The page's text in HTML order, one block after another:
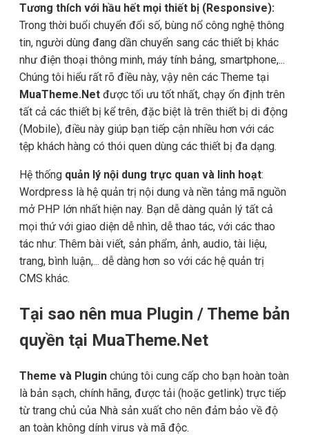
Tương thích với hầu hết mọi thiết bị (Responsive):
Trong thời buổi chuyển đổi số, bùng nổ công nghệ thông
tin, người dùng đang dần chuyển sang các thiết bị khác
như điện thoại thông minh, máy tính bảng, smartphone,...
Chúng tôi hiểu rất rõ điều này, vậy nên các Theme tại
MuaTheme.Net được tối ưu tốt nhất, chạy ổn định trên
tất cả các thiết bị kể trên, đặc biệt là trên thiết bị di động
(Mobile), điều này giúp bạn tiếp cận nhiều hơn với các
tệp khách hàng có thói quen dùng các thiết bị đa dạng.
Hệ thống quản lý nội dung trực quan và linh hoạt:
Wordpress là hệ quản trị nội dung và nền tảng mã nguồn
mở PHP lớn nhất hiện nay. Bạn dễ dàng quản lý tất cả
mọi thứ với giao diện dễ nhìn, dễ thao tác, với các thao
tác như: Thêm bài viết, sản phẩm, ảnh, audio, tài liệu,
trang, bình luận,... dễ dàng hơn so với các hệ quản trị
CMS khác.
Tại sao nên mua Plugin / Theme bản
quyền tại MuaTheme.Net
Theme và Plugin chúng tôi cung cấp cho bạn hoàn toàn
là bản sạch, chính hãng, được tải (hoặc getlink) trực tiếp
từ trang chủ của Nhà sản xuất cho nên đảm bảo về độ
an toàn không dính virus và mã độc.